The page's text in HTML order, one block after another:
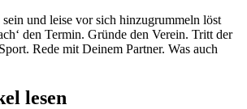
und leise vor sich hinzugrummeln löst
den Termin. Gründe den Verein. Tritt der
Rede mit Deinem Partner. Was auch
lesen